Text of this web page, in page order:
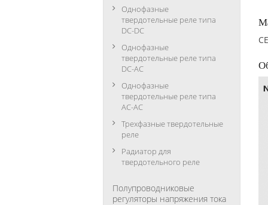
Однофазные
твердотельные реле типа
DC-DC
Однофазные
твердотельные реле типа
DC-АC
Однофазные
твердотельные реле типа
АC-АC
Трехфазные твердотельные
реле
Радиатор для
твердотельного реле
Полупроводниковые
регуляторы напряжения тока